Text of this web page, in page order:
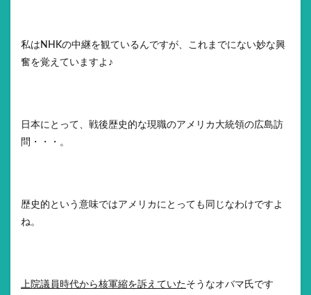
私はNHKの中継を観ているんですが、これまでにない妙な興
奮を覚えていますよ♪
日本にとって、戦後歴史的な現職のアメリカ大統領の広島訪
問・・・。
歴史的という意味ではアメリカにとっても同じなわけですよ
ね。
上院議員時代から核軍縮を訴えていたそうなオバマ氏です